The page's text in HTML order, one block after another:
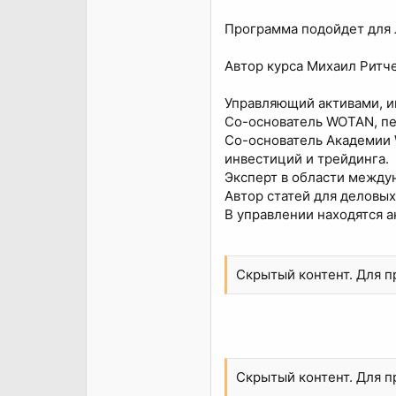
Программа подойдет для
Автор курса Михаил
Управляющий активами,
Со-основатель WOTAN,
Со-основатель Академии
инвестиций и трейдинга.
Эксперт в области
Автор статей для
В управлении находятся
Скрытый контент. Для
Скрытый контент. Для